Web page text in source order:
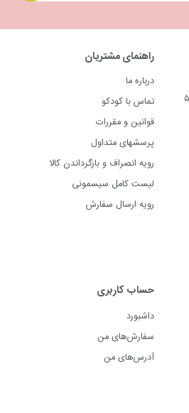
راهنمای مشتریان
درباره ما
تماس با کودکو
قوانین و مقررات
پرسشهای متداول
رویه انصراف و بازگرداندن کالا
لیست کامل سیسمونی
رویه ارسال سفارش
حساب کاربری
داشبورد
سفارش‌های من
آدرس‌های من